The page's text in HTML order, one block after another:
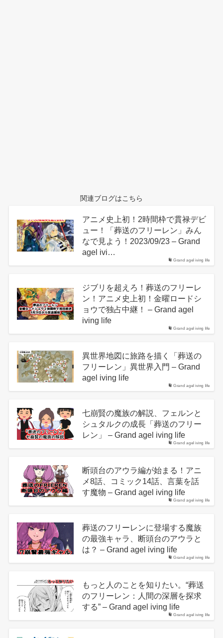
関連ブログはこちら
Grand agel iving life
アニメ史上初！2時間枠で貫禄デビ
ュー！「葬送のフリーレン」みん
なで見よう！2023/09/23 – Grand
agel ivi…
Grand agel iving life
ジブリを超えろ！葬送のフリーレ
ン！アニメ史上初！金曜ロードシ
ョウで独占中継！ – Grand agel
iving life
Grand agel iving life
異世界地図に旅路を描く「葬送の
フリーレン」異世界入門 – Grand
agel iving life
Grand agel iving life
七崩賢の魔族の解説、フェルンと
シュタルクの成長「葬送のフリー
レン」 – Grand agel iving life
Grand agel iving life
断頭台のアウラ編が始まる！アニ
メ8話、コミック14話、言葉を話
す魔物 – Grand agel iving life
Grand agel iving life
葬送のフリーレンに登場する魔族
の最強キャラ、断頭台のアウラと
は？ – Grand agel iving life
Grand agel iving life
もっと人のことを知りたい。“葬送
のフリーレン：人間の深層を探求
する” – Grand agel iving life